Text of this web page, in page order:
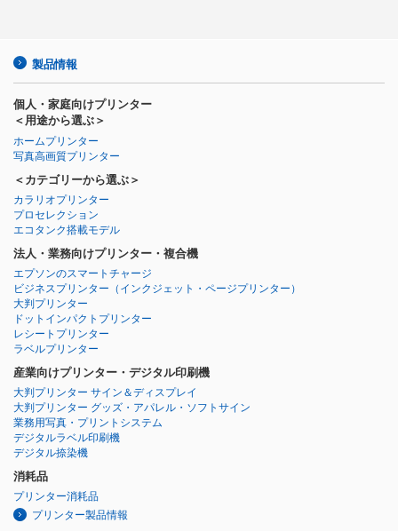
製品情報
個人・家庭向けプリンター
＜用途から選ぶ＞
ホームプリンター
写真高画質プリンター
＜カテゴリーから選ぶ＞
カラリオプリンター
プロセレクション
エコタンク搭載モデル
法人・業務向けプリンター・複合機
エプソンのスマートチャージ
ビジネスプリンター （インクジェット・ページプリンター）
大判プリンター
ドットインパクトプリンター
レシートプリンター
ラベルプリンター
産業向けプリンター・デジタル印刷機
大判プリンター サイン＆ディスプレイ
大判プリンター グッズ・アパレル・ソフトサイン
業務用写真・プリントシステム
デジタルラベル印刷機
デジタル捺染機
消耗品
プリンター消耗品
プリンター製品情報